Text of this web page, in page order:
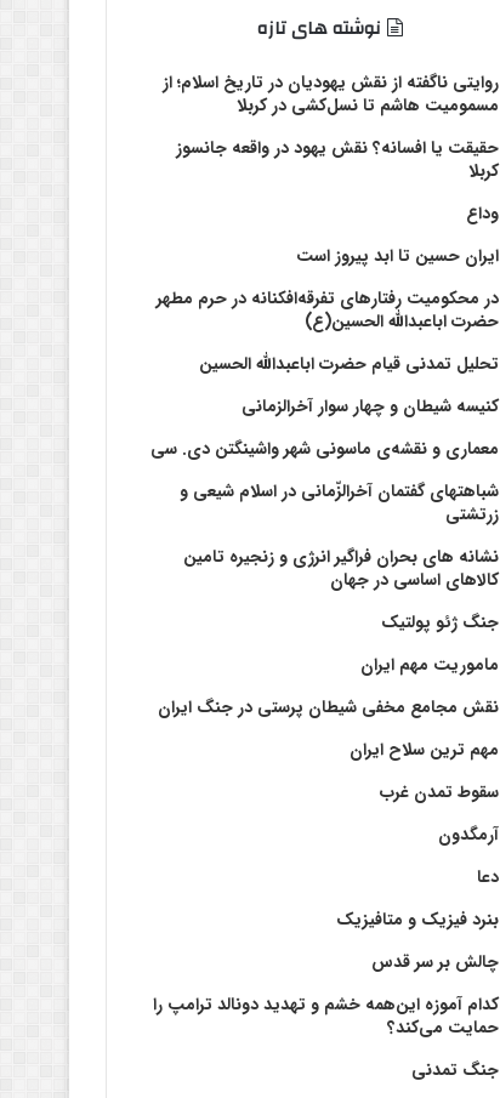
نوشته های تازه
روایتی ناگفته از نقش یهودیان در تاریخ اسلام؛ از
مسمومیت هاشم تا نسل‌کشی در کربلا
حقیقت یا افسانه؟‌ نقش یهود در واقعه جانسوز
کربلا
وداع
ایران حسین تا ابد پیروز است
در محکومیت رفتارهای تفرقه‌افکنانه در حرم مطهر
حضرت اباعبدالله الحسین(ع)
تحلیل تمدنی قیام حضرت اباعبدالله الحسین
کنیسه شیطان و چهار سوار آخرالزمانی
معماری و نقشه‌ی ماسونی شهر واشينگتن دی. سی
شباهتهای گفتمان آخر‌الزّمانی در اسلام شیعی و
زرتشتی
نشانه های بحران فراگیر انرژی و زنجیره تامین
کالاهای اساسی در جهان
جنگ ژئو پولتیک
ماموریت مهم ایران
نقش مجامع مخفی شیطان پرستی در جنگ ایران
مهم ترین سلاح ایران
سقوط تمدن غرب
آرمگدون
دعا
بنرد فیزیک و متافیزیک
چالش بر سر قدس
کدام آموزه این‌همه خشم و تهدید دونالد ترامپ را
حمایت می‌کند؟
جنگ تمدنی